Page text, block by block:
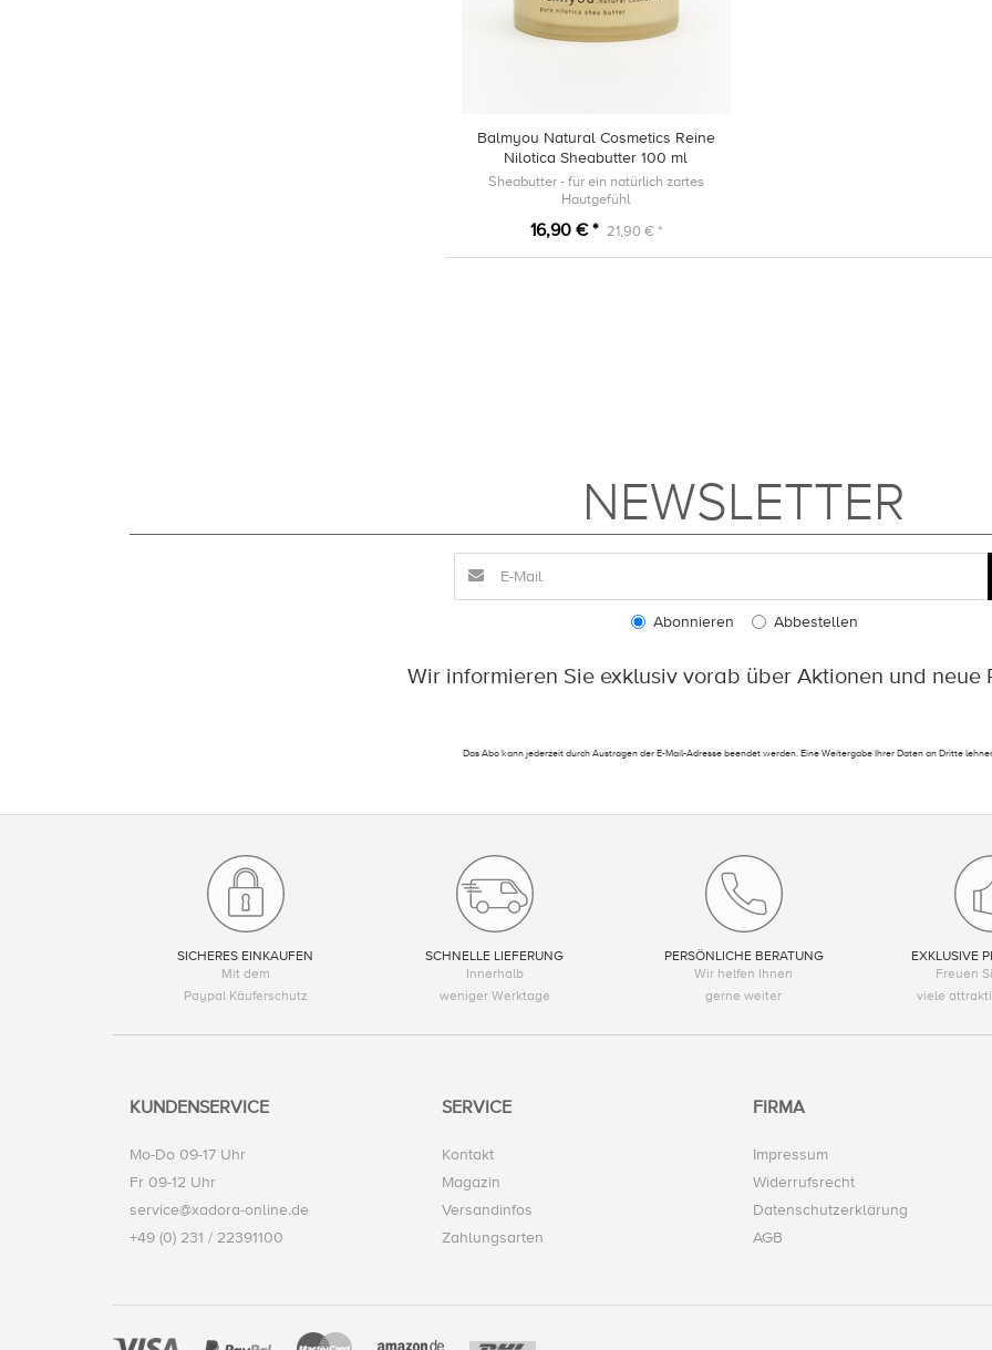
Balmyou Natural Cosmetics Reine
Nilotica Sheabutter 100 ml
Sheabutter - für ein natürlich zartes
Hautgefühl
16,90 € * 21,90 € *
NEWSLETTER
Abonnieren Abbestellen
Wir informieren Sie exklusiv vorab über Aktionen und neue
Das Abo kann jederzeit durch Austragen der E-Mail-Adresse beendet werden. Eine Weitergabe Ihrer Daten an Dritte
SICHERES EINKAUFEN
Mit dem
Paypal Käuferschutz
SCHNELLE LIEFERUNG
Innerhalb
weniger Werktage
PERSÖNLICHE BERATUNG
Wir helfen Ihnen
gerne weiter
EXKLUSIVE
Freuen
viele
KUNDENSERVICE
Mo-Do 09-17 Uhr
Fr 09-12 Uhr
service@xadora-online.de
+49 (0) 231 / 22391100
SERVICE
Kontakt
Magazin
Versandinfos
Zahlungsarten
FIRMA
Impressum
Widerrufsrecht
Datenschutzerklärung
AGB